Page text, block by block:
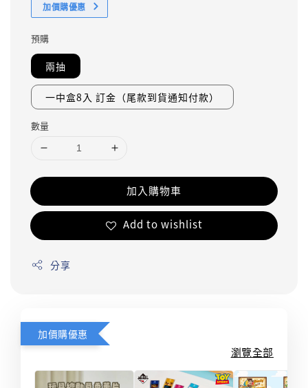
加價購優惠
預購
兩抽
一中盒8入 訂金（尾款到貨通知付款）
數量
加入購物車
Add to wishlist
分享
加價購優惠
瀏覽全部